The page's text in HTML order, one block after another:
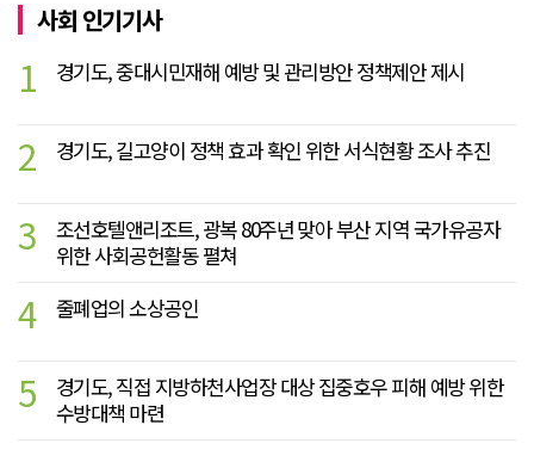
사회 인기기사
1 경기도, 중대시민재해 예방 및 관리방안 정책제안 제시
2 경기도, 길고양이 정책 효과 확인 위한 서식현황 조사 추진
3
조선호텔앤리조트, 광복 80주년 맞아 부산 지역 국가유공자
위한 사회공헌활동 펼쳐
4 줄폐업의 소상공인
5
경기도, 직접 지방하천사업장 대상 집중호우 피해 예방 위한
수방대책 마련